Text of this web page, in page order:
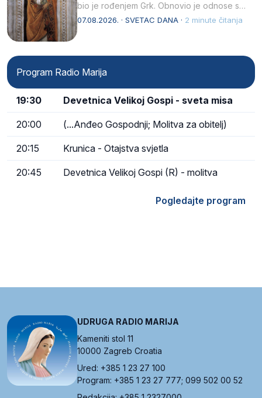
bio je rođenjem Grk. Obnovio je odnose s
afričkim…
07.08.2026. · SVETAC DANA · 2 minute čitanja
Program Radio Marija
19:30 Devetnica Velikoj Gospi - sveta misa
20:00 (...Anđeo Gospodnji; Molitva za obitelj)
20:15 Krunica - Otajstva svjetla
20:45 Devetnica Velikoj Gospi (R) - molitva
Pogledajte program
UDRUGA RADIO MARIJA
Kameniti stol 11
10000 Zagreb Croatia
Ured: +385 1 23 27 100
Program: +385 1 23 27 777; 099 502 00 52